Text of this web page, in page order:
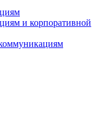
и корпоративной